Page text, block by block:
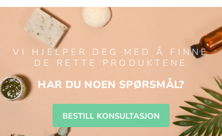
VI HJELPER DEG MED Å FINNE
DE RETTE PRODUKTENE
HAR DU NOEN SPØRSMÅL?
BESTILL KONSULTASJON